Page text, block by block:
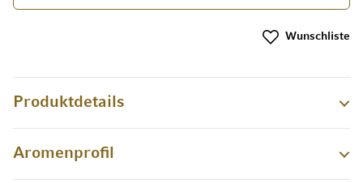
Wunschliste
Produktdetails
Aromenprofil